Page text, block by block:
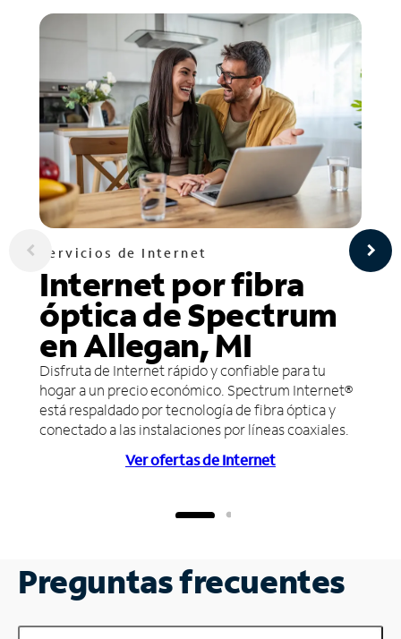
Servicios de Internet
Internet por fibra
óptica de Spectrum
en Allegan, MI
Disfruta de Internet rápido y confiable para tu
hogar a un precio económico. Spectrum Internet®
está respaldado por tecnología de fibra óptica y
conectado a las instalaciones por líneas coaxiales.
Ver ofertas de Internet
Preguntas frecuentes